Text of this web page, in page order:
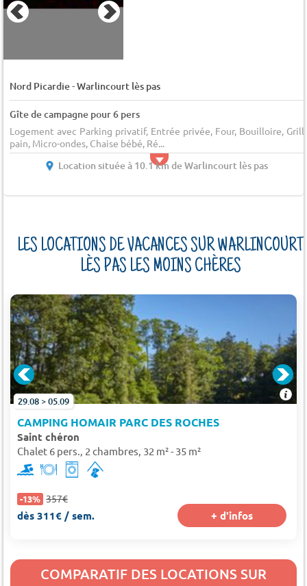
Nord Picardie-Warlincourt lès pas
Gîte de campagne pour 6 pers
Logement avec Parking privatif, Entrée privée, Four, Bouilloire,
pain, Micro-ondes, Chaise bébé, Ré...
Location située à 10.1 km de Warlincourt lès pas
LES LOCATIONS DE VACANCES SUR WARLINCOURT
LÈS PAS LES MOINS CHÈRES
29.08 > 05.09
CAMPING HOMAIR PARC DES ROCHES
Saint chéron
Chalet 6 pers., 2 chambres, 32 m² - 35 m²
-13% 357€
dès 311€ / sem. + d'infos
COMPARATIF DES LOCATIONS SUR